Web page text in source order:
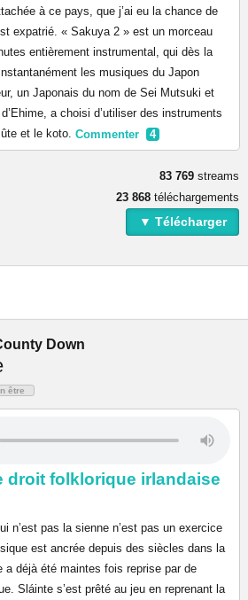
à ce pays, que j’ai eu la chance de
expatrié. « Sakuya 2 » est un morceau
entièrement instrumental, qui dès la
les musiques du Japon
un Japonais du nom de Sei Mutsuki et
a choisi d’utiliser des instruments
et le koto. Commenter 4
83 769 streams
23 868 téléchargements
▼ Télécharger
Down
être
droit folklorique irlandaise
n’est pas la sienne n’est pas un exercice
est ancrée depuis des siècles dans la
a déjà été maintes fois reprise par de
Sláinte s’est prêté au jeu en reprenant la